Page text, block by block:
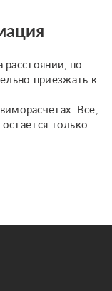
по
приезжать к
Все,
только